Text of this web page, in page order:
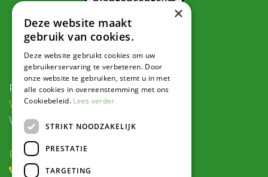
Contact
Postadres:
Veldweg 1, 5995 PG Kessel
Voor navigatie:
Roode Eggeweg 6b, Kessel
(0) 77 462 16 30
×
Deze website maakt
gebruik van cookies.
Deze website gebruikt cookies om uw
gebruikerservaring te verbeteren. Door
onze website te gebruiken, stemt u in met
alle cookies in overeenstemming met ons
Cookiebeleid. Lees verder
STRIKT NOODZAKELIJK
PRESTATIE
TARGETING